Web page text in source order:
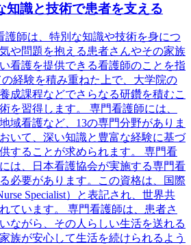
知識と技術で患者を支える
護師は、特別な知識や技術を身につ
や問題を抱える患者さんやその家族
看護を提供できる看護師のことを指
経験を積み重ねた上で、大学院の
成課程などでさらなる研鑽を積むこ
を習得します。 専門看護師には、
域看護など、13の専門分野がありま
いて、深い知識と豊富な経験に基づ
することが求められます。 専門看
は、日本看護協会が実施する専門看
必要があります。この資格は、国際
Specialist）と表記され、世界共
ています。 専門看護師は、患者さ
ながら、その人らしい生活を送れる
族が安心して生活を続けられるよう